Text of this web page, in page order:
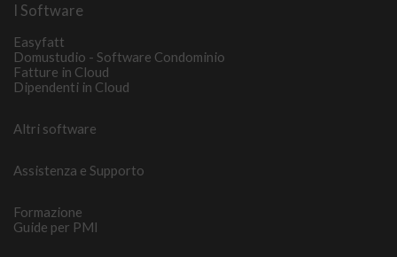
I Software
Easyfatt
Domustudio - Software Condominio
Fatture in Cloud
Dipendenti in Cloud
Altri software
Assistenza e Supporto
Formazione
Guide per PMI